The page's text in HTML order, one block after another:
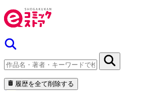
履歴を全て削除する